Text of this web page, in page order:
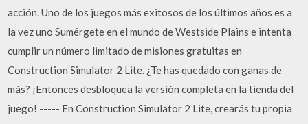
acción. Uno de los juegos más exitosos de los últimos años es a
la vez uno Sumérgete en el mundo de Westside Plains e intenta
cumplir un número limitado de misiones gratuitas en
Construction Simulator 2 Lite. ¿Te has quedado con ganas de
más? ¡Entonces desbloquea la versión completa en la tienda del
juego! ----- En Construction Simulator 2 Lite, crearás tu propia